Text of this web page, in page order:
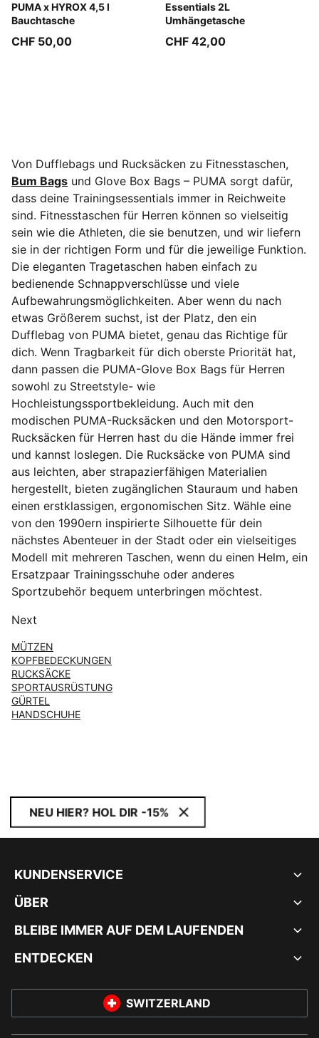
PUMA x HYROX 4,5 l
Bauchtasche
Puma Black
CHF 50,00
Essentials 2L
Umhängetasche
Puma Black
CHF 42,00
Von Dufflebags und Rucksäcken zu Fitnesstaschen,
Bum Bags und Glove Box Bags – PUMA sorgt dafür,
dass deine Trainingsessentials immer in Reichweite
sind. Fitnesstaschen für Herren können so vielseitig
sein wie die Athleten, die sie benutzen, und wir liefern
sie in der richtigen Form und für die jeweilige Funktion.
Die eleganten Tragetaschen haben einfach zu
bedienende Schnappverschlüsse und viele
Aufbewahrungsmöglichkeiten. Aber wenn du nach
etwas Größerem suchst, ist der Platz, den ein
Dufflebag von PUMA bietet, genau das Richtige für
dich. Wenn Tragbarkeit für dich oberste Priorität hat,
dann passen die PUMA-Glove Box Bags für Herren
sowohl zu Streetstyle- wie
Hochleistungssportbekleidung. Auch mit den
modischen PUMA-Rucksäcken und den Motorsport-
Rucksäcken für Herren hast du die Hände immer frei
und kannst loslegen. Die Rucksäcke von PUMA sind
aus leichten, aber strapazierfähigen Materialien
hergestellt, bieten zugänglichen Stauraum und haben
einen erstklassigen, ergonomischen Sitz. Wähle eine
von den 1990ern inspirierte Silhouette für dein
nächstes Abenteuer in der Stadt oder ein vielseitiges
Modell mit mehreren Taschen, wenn du einen Helm, ein
Ersatzpaar Trainingsschuhe oder anderes
Sportzubehör bequem unterbringen möchtest.
Next
MÜTZEN
KOPFBEDECKUNGEN
RUCKSÄCKE
SPORTAUSRÜSTUNG
GÜRTEL
HANDSCHUHE
NEU HIER? HOL DIR -15%
KUNDENSERVICE
ÜBER
BLEIBE IMMER AUF DEM LAUFENDEN
ENTDECKEN
SWITZERLAND